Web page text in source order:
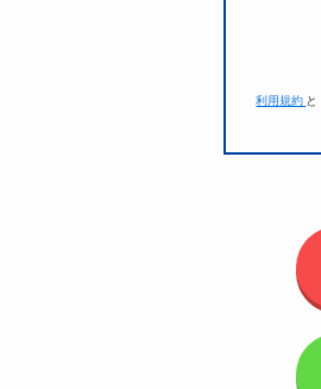
利用規約 と